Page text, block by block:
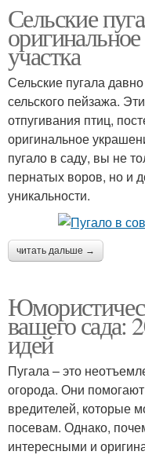
Сельские
участка
Сельские пугала
сельского пейзажа.
отпугивания птиц,
оригинальное
пугало в саду, вы не
пернатых воров, но и
уникальности.
читать дальше →
вашего сада:
идей
Пугала – это
огорода. Они помогают
вредителей, которые
посевам. Однако,
интересными и